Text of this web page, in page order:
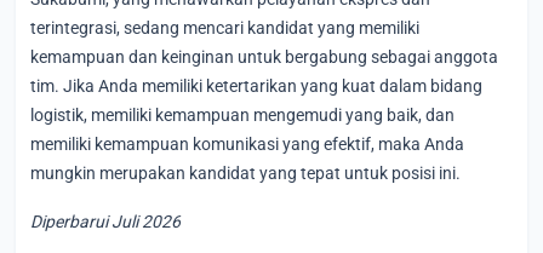
terintegrasi, sedang mencari kandidat yang memiliki
kemampuan dan keinginan untuk bergabung sebagai anggota
tim. Jika Anda memiliki ketertarikan yang kuat dalam bidang
logistik, memiliki kemampuan mengemudi yang baik, dan
memiliki kemampuan komunikasi yang efektif, maka Anda
mungkin merupakan kandidat yang tepat untuk posisi ini.
Diperbarui Juli 2026